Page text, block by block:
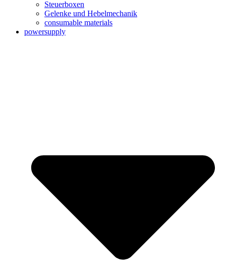
Steuerboxen
Gelenke und Hebelmechanik
consumable materials
powersupply